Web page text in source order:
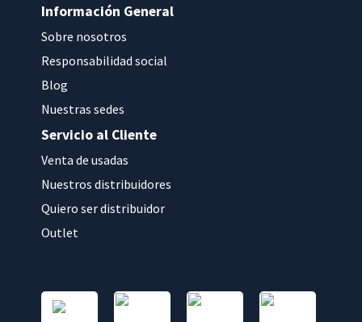
Información General
Sobre nosotros
Responsabilidad social
Blog
Nuestras sedes
Servicio al Cliente
Venta de usadas
Nuestros distribuidores
Quiero ser distribuidor
Outlet